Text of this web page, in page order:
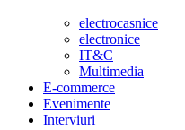
electrocasnice
electronice
IT&C
Multimedia
E-commerce
Evenimente
Interviuri